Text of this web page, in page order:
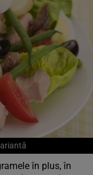
în plus, în